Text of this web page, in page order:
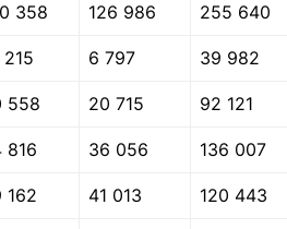
358 126 986 255 640
215 6 797 39 982
558 20 715 92 121
816 36 056 136 007
162 41 013 120 443